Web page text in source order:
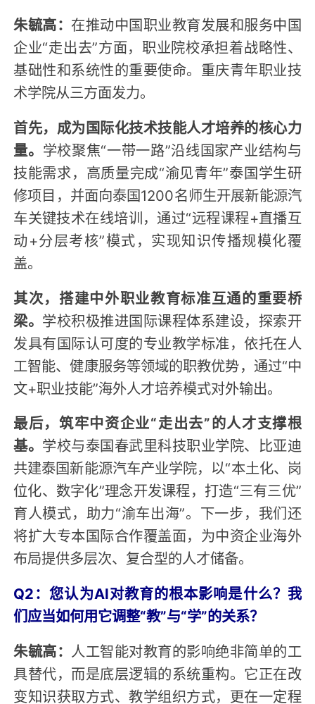
朱毓高： 在推动中国职业教育发展和服务中国
企业“走出去”方面，职业院校承担着战略性、
基础性和系统性的重要使命。重庆青年职业技
术学院从三方面发力。
首先，成为国际化技术技能人才培养的核心力
量。 学校聚焦“一带一路”沿线国家产业结构与
技能需求，高质量完成“渝见青年”泰国学生研
修项目，并面向泰国1200名师生开展新能源汽
车关键技术在线培训，通过“远程课程+直播互
动+分层考核”模式，实现知识传播规模化覆
盖。
其次，搭建中外职业教育标准互通的重要桥
梁。 学校积极推进国际课程体系建设，探索开
发具有国际认可度的专业教学标准，依托在人
工智能、健康服务等领域的职教优势，通过“中
文+职业技能”海外人才培养模式对外输出。
最后，筑牢中资企业“走出去”的人才支撑根
基。 学校与泰国春武里科技职业学院、比亚迪
共建泰国新能源汽车产业学院，以“本土化、岗
位化、数字化”理念开发课程，打造“三有三优”
育人模式，助力“渝车出海”。下一步，我们还
将扩大专本国际合作覆盖面，为中资企业海外
布局提供多层次、复合型的人才储备。
Q2：您认为AI对教育的根本影响是什么？我
们应当如何用它调整“教”与“学”的关系？
朱毓高： 人工智能对教育的影响绝非简单的工
具替代，而是底层逻辑的系统重构。它正在改
变知识获取方式、教学组织方式，更在一定程